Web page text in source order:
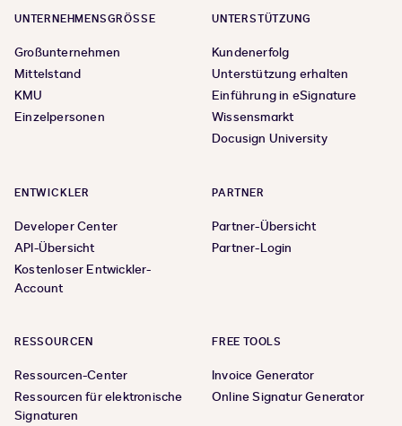
UNTERNEHMENSGRÖSSE
Großunternehmen
Mittelstand
KMU
Einzelpersonen
UNTERSTÜTZUNG
Kundenerfolg
Unterstützung erhalten
Einführung in eSignature
Wissensmarkt
Docusign University
ENTWICKLER
Developer Center
API-Übersicht
Kostenloser Entwickler-
Account
PARTNER
Partner-Übersicht
Partner-Login
RESSOURCEN
Ressourcen-Center
Ressourcen für elektronische
Signaturen
FREE TOOLS
Invoice Generator
Online Signatur Generator